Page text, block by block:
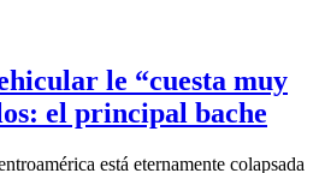
le “cuesta muy
el principal bache
está eternamente colapsada